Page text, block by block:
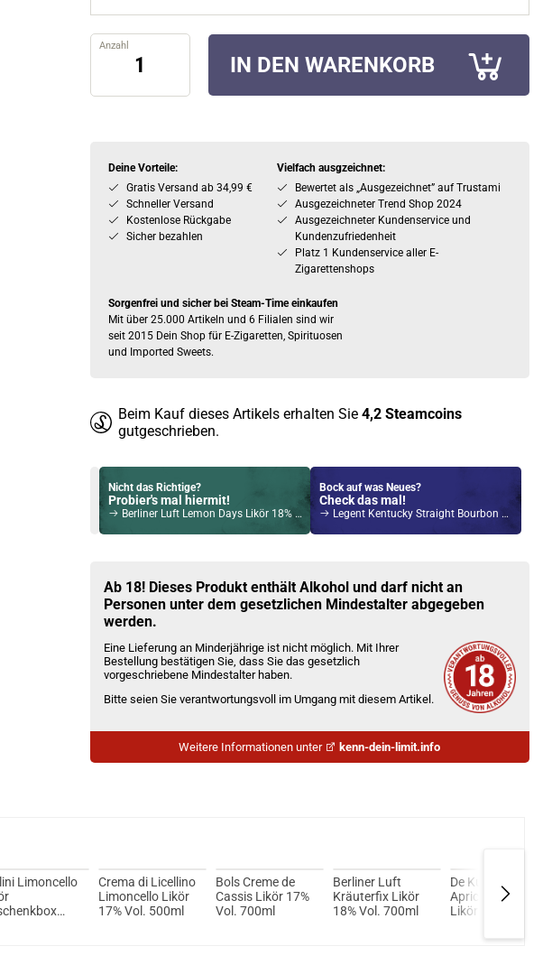
Anzahl
IN DEN WARENKORB
Deine Vorteile:
Gratis Versand ab 34,99 €
Schneller Versand
Kostenlose Rückgabe
Sicher bezahlen
Vielfach ausgzeichnet:
Bewertet als „Ausgezeichnet” auf Trustami
Ausgezeichneter Trend Shop 2024
Ausgezeichneter Kundenservice und
Kundenzufriedenheit
Platz 1 Kundenservice aller E-
Zigarettenshops
Sorgenfrei und sicher bei Steam-Time einkaufen
Mit über 25.000 Artikeln und 6 Filialen sind wir
seit 2015 Dein Shop für E-Zigaretten, Spirituosen
und Imported Sweets.
Beim Kauf dieses Artikels erhalten Sie 4,2 Steamcoins
gutgeschrieben.
Nicht das Richtige?
Probier's mal hiermit!
Berliner Luft Lemon Days Likör 18% Vol. 700ml
Bock auf was Neues?
Check das mal!
Legent Kentucky Straight Bourbon Whiskey 47% Vol. 700ml
Innokin Trine Pod System Kit Rot
Ab 18! Dieses Produkt enthält Alkohol und darf nicht an
Personen unter dem gesetzlichen Mindestalter abgegeben
werden.
Eine Lieferung an Minderjährige ist nicht möglich. Mit Ihrer
Bestellung bestätigen Sie, dass Sie das gesetzlich
vorgeschriebene Mindestalter haben.
Bitte seien Sie verantwortungsvoll im Umgang mit diesem Artikel.
Weitere Informationen unter kenn-dein-limit.info
Limoncello
Crema di Licellino
Limoncello Likör
17% Vol. 500ml
Bols Creme de
Cassis Likör 17%
Vol. 700ml
Berliner Luft
Kräuterfix Likör
18% Vol. 700ml
De Kuyper
Apricot Brandy
Likör 20% Vol.